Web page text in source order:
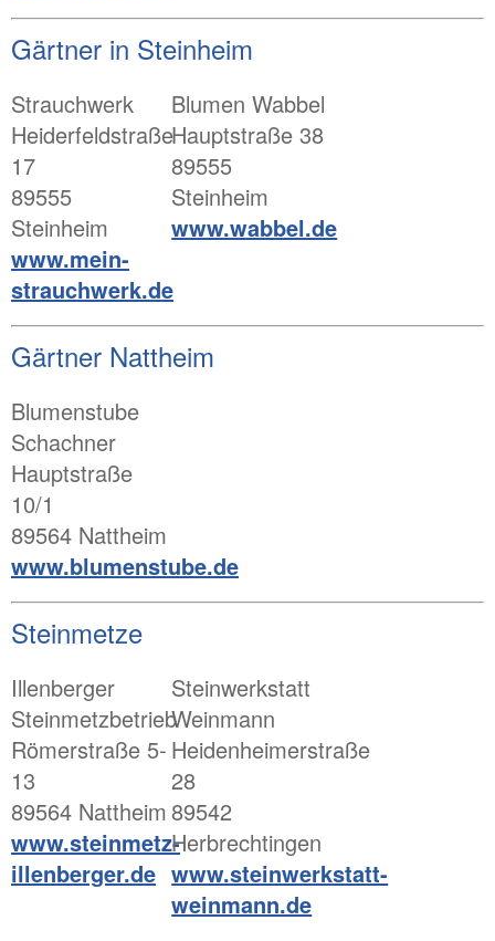
Gärtner in Steinheim
Strauchwerk
Heiderfeldstraße
17
89555
Steinheim
www.mein-
strauchwerk.de
Blumen Wabbel
Hauptstraße 38
89555
Steinheim
www.wabbel.de
Gärtner Nattheim
Blumenstube
Schachner
Hauptstraße
10/1
89564 Nattheim
www.blumenstube.de
Steinmetze
Illenberger
Steinmetzbetrieb
Römerstraße 5-
13
89564 Nattheim
www.steinmetz-
illenberger.de
Steinwerkstatt
Weinmann
Heidenheimerstraße
28
89542
Herbrechtingen
www.steinwerkstatt-
weinmann.de